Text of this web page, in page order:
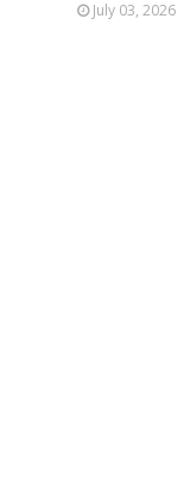
July 03, 2026